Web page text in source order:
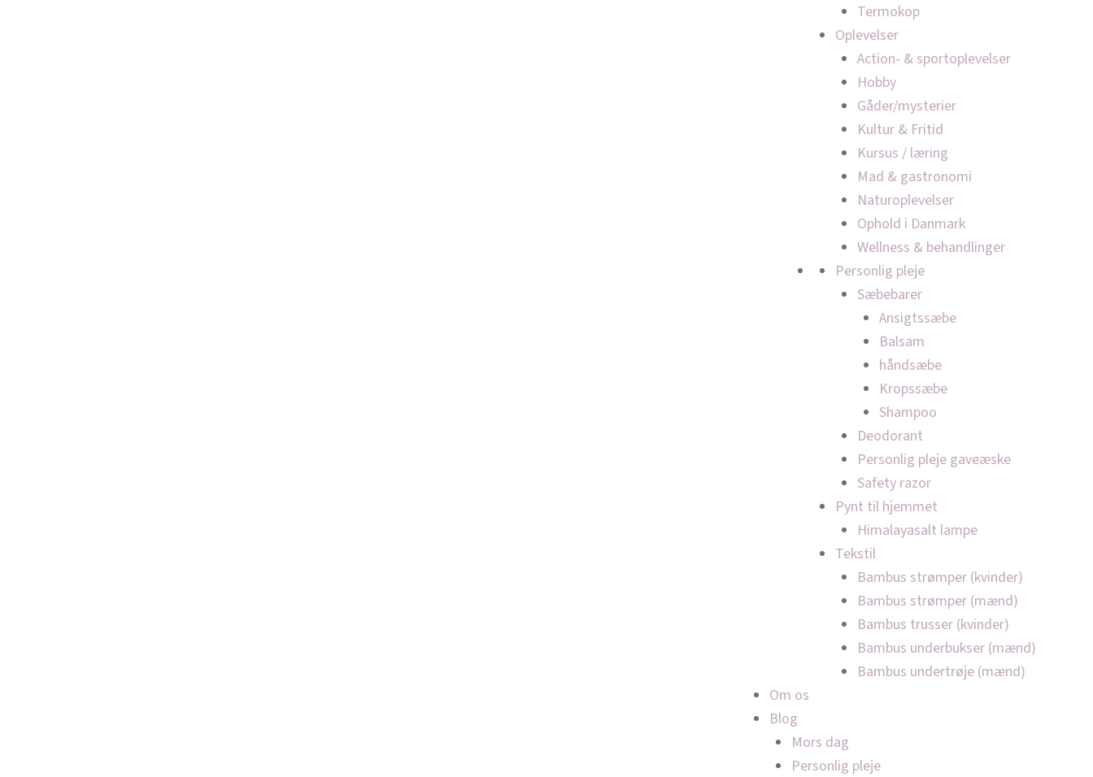
Termokop
Oplevelser
Action- & sportoplevelser
Hobby
Gåder/mysterier
Kultur & Fritid
Kursus / læring
Mad & gastronomi
Naturoplevelser
Ophold i Danmark
Wellness & behandlinger
Personlig pleje
Sæbebarer
Ansigtssæbe
Balsam
håndsæbe
Kropssæbe
Shampoo
Deodorant
Personlig pleje gaveæske
Safety razor
Pynt til hjemmet
Himalayasalt lampe
Tekstil
Bambus strømper (kvinder)
Bambus strømper (mænd)
Bambus trusser (kvinder)
Bambus underbukser (mænd)
Bambus undertrøje (mænd)
Om os
Blog
Mors dag
Personlig pleje